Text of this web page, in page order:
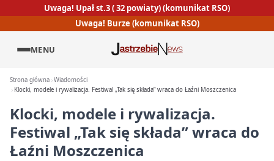
Uwaga! Upał st.3 ( 32 powiaty) (komunikat RSO)
Uwaga! Burze (komunikat RSO)
MENU
Strona główna Wiadomości
Klocki, modele i rywalizacja. Festiwal „Tak się składa” wraca do Łaźni Moszczenica
Klocki, modele i rywalizacja.
Festiwal „Tak się składa” wraca do
Łaźni Moszczenica